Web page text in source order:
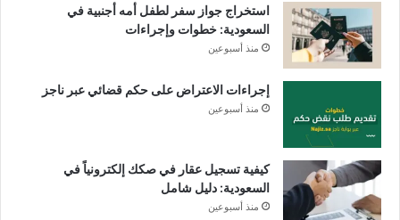
استخراج جواز سفر لطفل أمه أجنبية في
السعودية: خطوات وإجراءات
منذ أسبوعين
إجراءات الاعتراض على حكم قضائي عبر ناجز
منذ أسبوعين
كيفية تسجيل عقار في صكك إلكترونياً في
السعودية: دليل شامل
منذ أسبوعين